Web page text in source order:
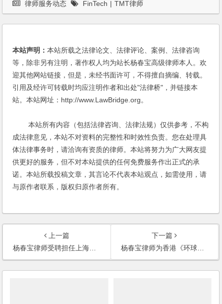
律师服务动态 FinTech | TMT律师
本站声明：本站所载之法律论文、法律评论、案例、法律咨询
等，除非另有注明，著作权人均为站长杨春宝高级律师本人。欢
迎其他网站链接，但是，未经书面许可，不得擅自摘编、转载。
引用及经许可转载时均应注明作者和出处"法律桥"，并链接本
站。本站网址：http://www.LawBridge.org。
本站所有内容（包括法律咨询、法律法规）仅供参考，不构
成法律意见，本站不对资料的完整性和时效性负责。您在处理具
体法律事务时，请洽询有资质的律师。本站将努力为广大网友提
供更好的服务，但不对本站提供的任何免费服务作出正式的承
诺。本站所载投稿文章，其言论不代表本站观点，如需使用，请
与原作者联系，版权归原作者所有。
上一篇
杨春宝律师受聘担任上海雷神咨询有限公司法律顾问
下一篇
杨春宝律师为香港《环球商业评论》撰写专家点评